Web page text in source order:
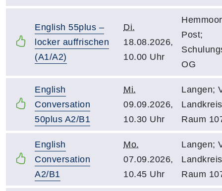
English 55plus –
locker auffrischen
(A1/A2)
Di.
18.08.2026,
10.00 Uhr
Post;
OG
English
Conversation
50plus A2/B1
Mi.
09.09.2026,
10.30 Uhr
Langen;
Raum
English
Conversation
A2/B1
Mo.
07.09.2026,
10.45 Uhr
Langen;
Raum